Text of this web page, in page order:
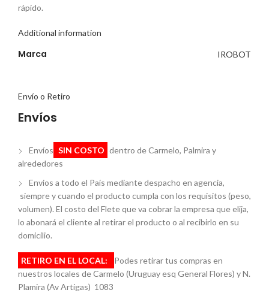
rápido.
Additional information
Marca IROBOT
Envío o Retiro
Envíos
Envíos SIN COSTO dentro de Carmelo, Palmira y
alrededores
Envios a todo el País mediante despacho en agencia,
siempre y cuando el producto cumpla con los requisitos (peso,
volumen). El costo del Flete que va cobrar la empresa que elija,
lo abonará el cliente al retirar el producto o al recibirlo en su
domicilio.
RETIRO EN EL LOCAL:
Podes retirar tus compras en
nuestros locales de Carmelo (Uruguay esq General Flores) y N.
Plamira (Av Artigas) 1083